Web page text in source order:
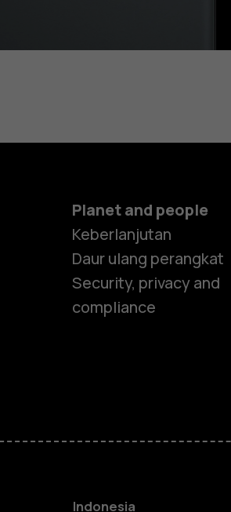
Planet and people
Keberlanjutan
Daur ulang perangkat
Security, privacy and
compliance
Indonesia